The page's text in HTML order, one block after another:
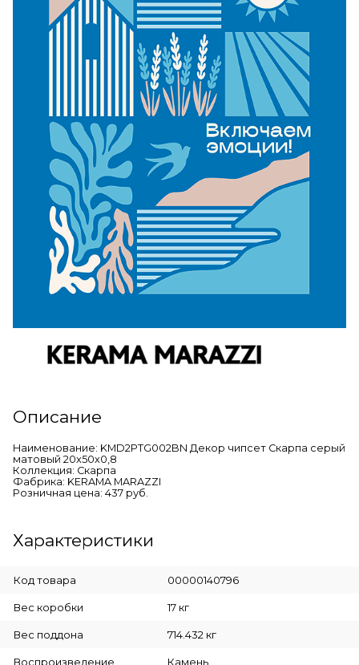
Описание
Наименование: KMD2PTG002BN Декор чипсет Скарпа серый
матовый 20x50x0,8
Коллекция: Скарпа
Фабрика: KERAMA MARAZZI
Розничная цена: 437 руб.
Характеристики
Код товара 00000140796
Вес коробки 17 кг
Вес поддона 714.432 кг
Воспроизведение Камень